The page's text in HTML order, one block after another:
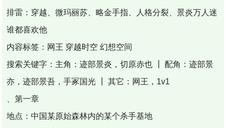
排雷：穿越、微玛丽苏、略金手指、人格分裂、景炎万人迷
谁都喜欢他
内容标签：网王 穿越时空 幻想空间
搜索关键字：主角：迹部景炎，切原赤也 ┃ 配角：迹部景
亦，迹部景吾，手冢国光 ┃ 其它：网王，1v1
、第一章
地点：中国某原始森林内的某个杀手基地